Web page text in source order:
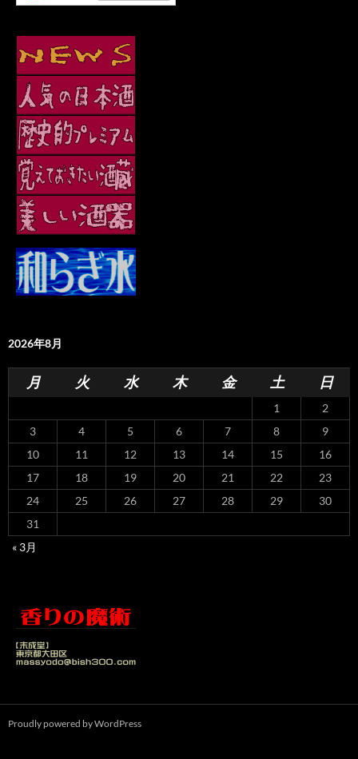
2026年8月
月 火 水 木 金 土 日
1
2
3
4 5 6 7 8
9
10
11 12 13 14 15
16
17
18 19 20 21 22
23
24
25 26 27 28 29
30
31
« 3月
Proudly powered by WordPress